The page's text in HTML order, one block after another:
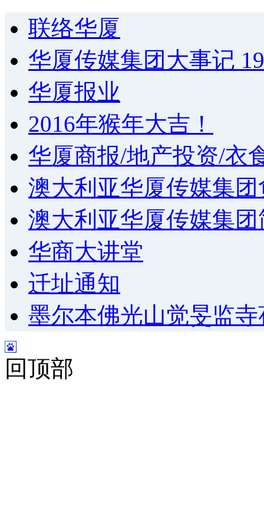
联络华厦
华厦传媒集团大事记
华厦报业
2016年猴年大吉！
华厦商报/地产投资/衣
澳大利亚华厦传媒集
澳大利亚华厦传媒集团
华商大讲堂
迁址通知
墨尔本佛光山觉旻监
回顶部